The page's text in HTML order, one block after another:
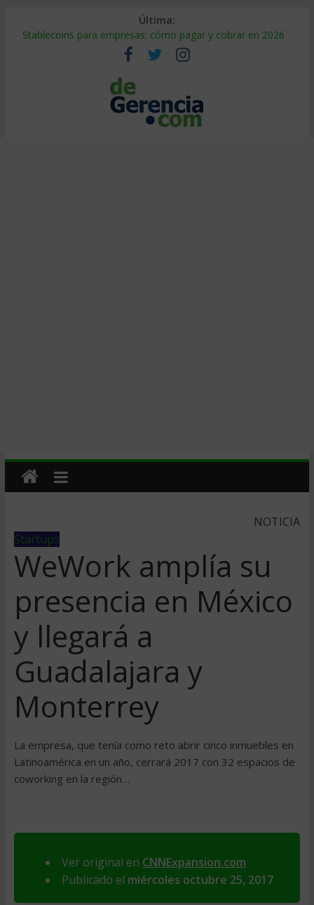
Última:
Stablecoins para empresas: cómo pagar y cobrar en 2026
Despido silencioso: qué es y por qué sale tan caro
IA en selección de personal: cómo auditarla a tiempo
Trabajo forzoso en la cadena de suministro: qué hacer
Mercado hispano de EE. UU.: cómo segmentarlo y venderle
NOTICIA
Startups
WeWork amplía su
presencia en México
y llegará a
Guadalajara y
Monterrey
La empresa, que tenía como reto abrir cinco inmuebles en
Latinoamérica en un año, cerrará 2017 con 32 espacios de
coworking en la región…
Ver original en CNNExpansion.com
Publicado el miércoles octubre 25, 2017